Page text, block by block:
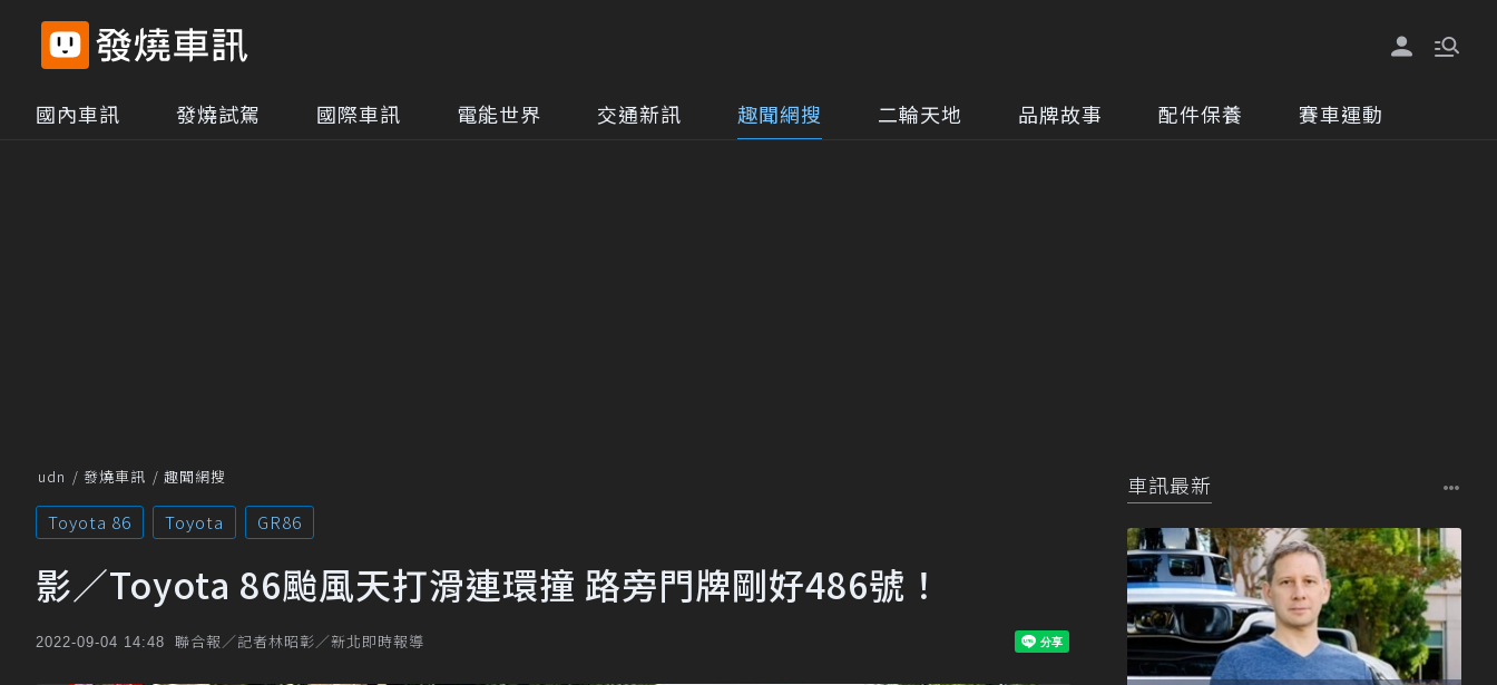
國內車訊 發燒試駕 國際車訊 電能世界 交通新訊 趣聞網搜 二輪天地 品牌故事 配件保養 賽車運動
udn 發燒車訊 趣聞網搜
Toyota 86 Toyota GR86
影／Toyota 86颱風天打滑連環撞 路旁門牌剛好486號！
2022-09-04 14:48 聯合報／記者林昭彰／新北即時報導
車訊最新